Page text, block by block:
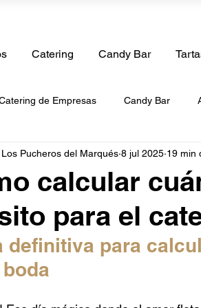
Catering Candy Bar
de Empresas Candy Bar
de boda Catering de Cumpleaños
Catering de Paellas Catering a
Catering de Frutas
calcular
para el
Pucheros del Marqués 8 jul 2025 19 min
definitiva para